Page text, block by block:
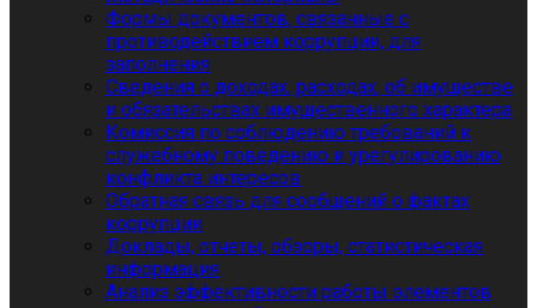
Формы документов, связанные с
противодействием коррупции, для
заполнения
Сведения о доходах, расходах, об имуществе
и обязательствах имущественного характера
Комиссия по соблюдению требований к
служебному поведению и урегулированию
конфликта интересов
Обратная связь для сообщений о фактах
коррупции
Доклады, отчеты, обзоры, статистическая
информация
Анализ эффективности работы элементов